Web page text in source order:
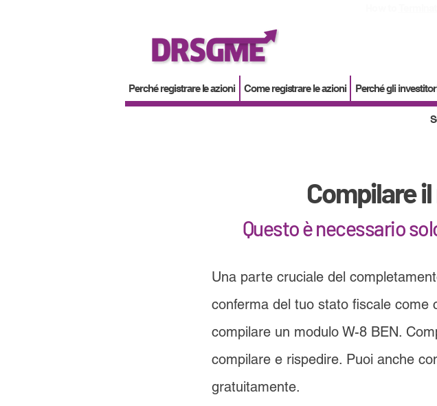
Perché registrare le azioni Come registrare le azioni Perché gli
Compilare
Questo è necessario
Una parte cruciale del
conferma del tuo stato fiscale come
compilare un modulo W-8 BEN.
compilare e rispedire. Puoi anche
gratuitamente.